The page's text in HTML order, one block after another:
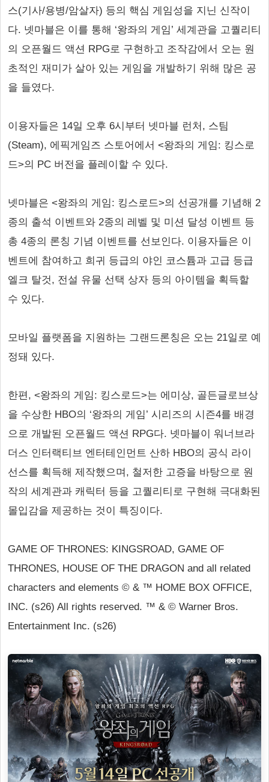
스(기사/용병/암살자) 등의 핵심 게임성을 지닌 신작이
다. 넷마블은 이를 통해 ‘왕좌의 게임’ 세계관을 고퀄리티
의 오픈월드 액션 RPG로 구현하고 조작감에서 오는 원
초적인 재미가 살아 있는 게임을 개발하기 위해 많은 공
을 들였다.
이용자들은 14일 오후 6시부터 넷마블 런처, 스팀
(Steam), 에픽게임즈 스토어에서 <왕좌의 게임: 킹스로
드>의 PC 버전을 플레이할 수 있다.
넷마블은 <왕좌의 게임: 킹스로드>의 선공개를 기념해 2
종의 출석 이벤트와 2종의 레벨 및 미션 달성 이벤트 등
총 4종의 론칭 기념 이벤트를 선보인다. 이용자들은 이
벤트에 참여하고 희귀 등급의 야인 코스튬과 고급 등급
엘크 탈것, 전설 유물 선택 상자 등의 아이템을 획득할
수 있다.
모바일 플랫폼을 지원하는 그랜드론칭은 오는 21일로 예
정돼 있다.
한편, <왕좌의 게임: 킹스로드>는 에미상, 골든글로브상
을 수상한 HBO의 ‘왕좌의 게임’ 시리즈의 시즌4를 배경
으로 개발된 오픈월드 액션 RPG다. 넷마블이 워너브라
더스 인터랙티브 엔터테인먼트 산하 HBO의 공식 라이
선스를 획득해 제작했으며, 철저한 고증을 바탕으로 원
작의 세계관과 캐릭터 등을 고퀄리티로 구현해 극대화된
몰입감을 제공하는 것이 특징이다.
GAME OF THRONES: KINGSROAD, GAME OF
THRONES, HOUSE OF THE DRAGON and all related
characters and elements © & ™ HOME BOX OFFICE,
INC. (s26) All rights reserved. ™ & © Warner Bros.
Entertainment Inc. (s26)